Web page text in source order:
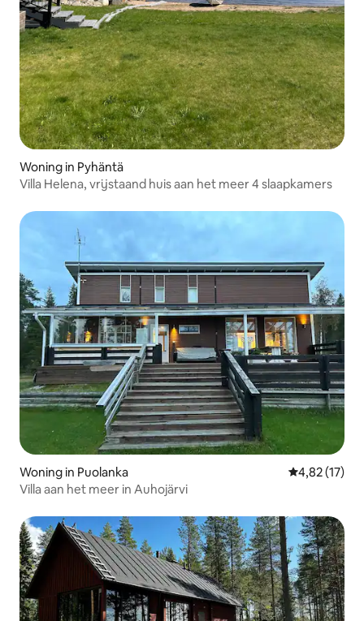
Woning in Pyhäntä
Villa Helena, vrijstaand huis aan het meer 4 slaapkamers
Woning in Puolanka Gemiddelde
4,82 (17)
Villa aan het meer in Auhojärvi